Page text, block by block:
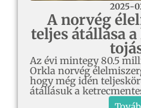
2025-
A norvég
teljes átállása
Az évi mintegy 80.5
Orkla norvég
hogy még idén
átállásuk a